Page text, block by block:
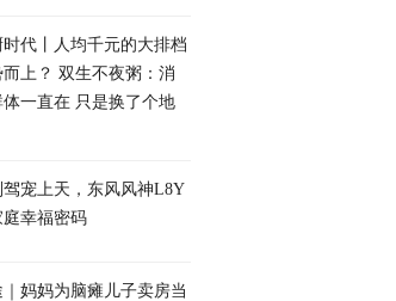
时代丨人均千元的大排档
而上？ 双生不夜粥：消
体一直在 只是换了个地
驾宠上天，东风风神L8Y
庭幸福密码
｜妈妈为脑瘫儿子卖房当